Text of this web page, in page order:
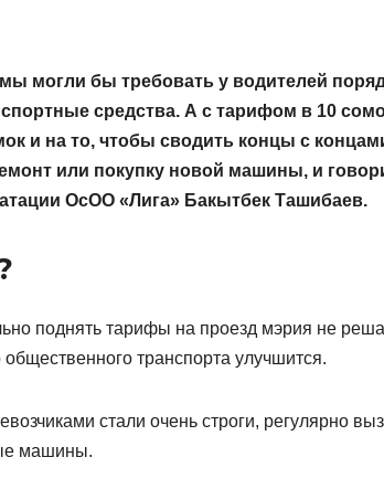
могли бы требовать у водителей
сред­ства. А с тарифом в 10
и на то, чтобы сводить концы с
или покупку новой машины, и
ОсОО «Лига» Бакытбек Ташибаев.
поднять тарифы на проезд мэрия не
транспорта улучшится.
стали очень строги, регулярно
машины.